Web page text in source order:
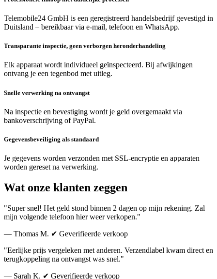
Telemobile24 GmbH is een geregistreerd handelsbedrijf gevestigd in
Duitsland – bereikbaar via e-mail, telefoon en WhatsApp.
Transparante inspectie, geen verborgen heronderhandeling
Elk apparaat wordt individueel geïnspecteerd. Bij afwijkingen
ontvang je een tegenbod met uitleg.
Snelle verwerking na ontvangst
Na inspectie en bevestiging wordt je geld overgemaakt via
bankoverschrijving of PayPal.
Gegevensbeveiliging als standaard
Je gegevens worden verzonden met SSL-encryptie en apparaten
worden gereset na verwerking.
Wat onze klanten zeggen
"Super snel! Het geld stond binnen 2 dagen op mijn rekening. Zal
mijn volgende telefoon hier weer verkopen."
— Thomas M. ✔ Geverifieerde verkoop
"Eerlijke prijs vergeleken met anderen. Verzendlabel kwam direct en
terugkoppeling na ontvangst was snel."
— Sarah K. ✔ Geverifieerde verkoop